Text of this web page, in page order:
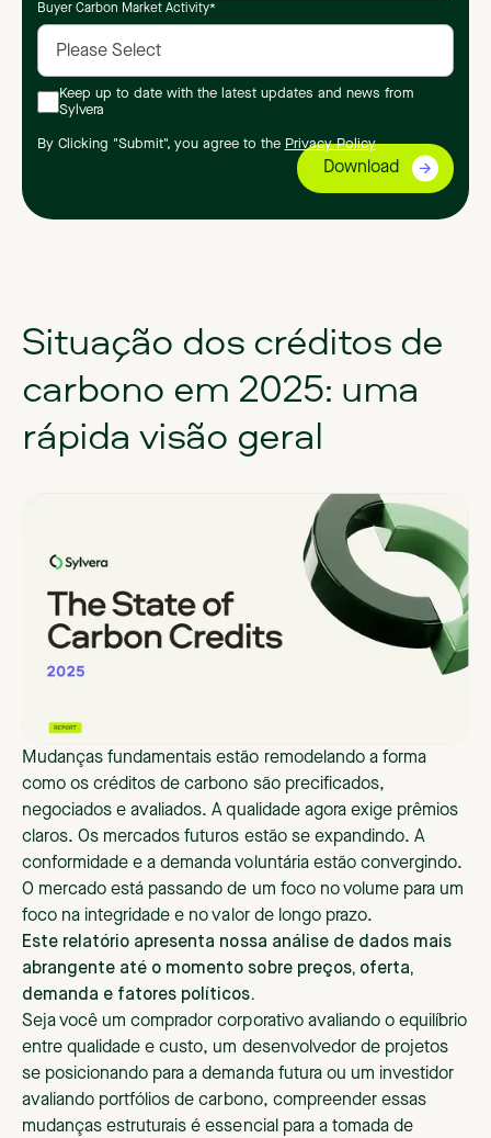
Buyer Carbon Market Activity*
Keep up to date with the latest updates and news from
Sylvera
By Clicking "Submit", you agree to the Privacy Policy
Situação dos créditos de
carbono em 2025: uma
rápida visão geral
Mudanças fundamentais estão remodelando a forma
como os créditos de carbono são precificados,
negociados e avaliados. A qualidade agora exige prêmios
claros. Os mercados futuros estão se expandindo. A
conformidade e a demanda voluntária estão convergindo.
O mercado está passando de um foco no volume para um
foco na integridade e no valor de longo prazo.
Este relatório apresenta nossa análise de dados mais
abrangente até o momento sobre preços, oferta,
demanda e fatores políticos.
Seja você um comprador corporativo avaliando o equilíbrio
entre qualidade e custo, um desenvolvedor de projetos
se posicionando para a demanda futura ou um investidor
avaliando portfólios de carbono, compreender essas
mudanças estruturais é essencial para a tomada de